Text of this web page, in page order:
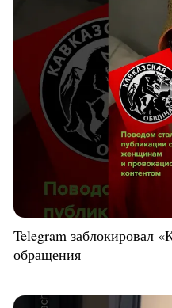
Telegram заблокировал
обращения